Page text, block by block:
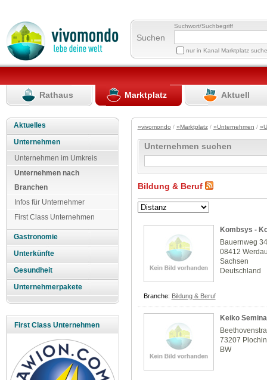
Suchen
Suchwort/Suchbegriff
nur in Kanal Marktplatz
Rathaus Marktplatz Aktuell
Aktuelles
Unternehmen
Unternehmen im Umkreis
Unternehmen nach
Branchen
Infos für Unternehmer
First Class Unternehmen
Gastronomie
Unterkünfte
Gesundheit
Unternehmerpakete
First Class Unternehmen
»vivomondo / »Marktplatz/ »Unternehmen /
Unternehmen suchen
Bildung & Beruf
Kombsys -
Bauernweg
08412
Sachsen
Deutschland
Branche: Bildung & Beruf
Keiko
73207
BW